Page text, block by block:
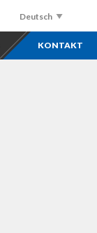
Deutsch
Nederlands
KONTAKT